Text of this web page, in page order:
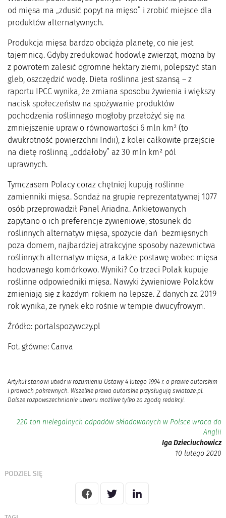
od mięsa ma „zdusić popyt na mięso” i zrobić miejsce dla
produktów alternatywnych.
Produkcja mięsa bardzo obciąża planetę, co nie jest
tajemnicą. Gdyby zredukować hodowlę zwierząt, można by
z powrotem zalesić ogromne hektary ziemi, polepszyć stan
gleb, oszczędzić wodę. Dieta roślinna jest szansą – z
raportu IPCC wynika, że zmiana sposobu żywienia i większy
nacisk społeczeństw na spożywanie produktów
pochodzenia roślinnego mogłoby przełożyć się na
zmniejszenie upraw o równowartości 6 mln km² (to
dwukrotność powierzchni Indii), z kolei całkowite przejście
na dietę roślinną „oddałoby” aż 30 mln km² pól
uprawnych.
Tymczasem Polacy coraz chętniej kupują roślinne
zamienniki mięsa. Sondaż na grupie reprezentatywnej 1077
osób przeprowadził Panel Ariadna. Ankietowanych
zapytano o ich preferencje żywieniowe, stosunek do
roślinnych alternatyw mięsa, spożycie dań bezmięsnych
poza domem, najbardziej atrakcyjne sposoby nazewnictwa
roślinnych alternatyw mięsa, a także postawę wobec mięsa
hodowanego komórkowo. Wyniki? Co trzeci Polak kupuje
roślinne odpowiedniki mięsa. Nawyki żywieniowe Polaków
zmieniają się z każdym rokiem na lepsze. Z danych za 2019
rok wynika, że rynek eko rośnie w tempie dwucyfrowym.
Źródło: portalspozywczy.pl
Fot. główne: Canva
Artykuł stanowi utwór w rozumieniu Ustawy 4 lutego 1994 r. o prawie autorskim
i prawach pokrewnych. Wszelkie prawa autorskie przysługują swiatoze.pl.
Dalsze rozpowszechnianie utworu możliwe tylko za zgodą redakcji.
220 ton nielegalnych odpadów składowanych w Polsce wraca do
Anglii
Iga Dzieciuchowicz
10 lutego 2020
PODZIEL SIĘ